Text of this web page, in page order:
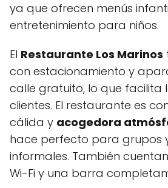
ya que ofrecen menús
entretenimiento para niños.
El Restaurante Los Marinos
con estacionamiento y
calle gratuito, lo que facilita
clientes. El restaurante es
cálida y acogedora
hace perfecto para grupos
informales. También
Wi-Fi y una barra